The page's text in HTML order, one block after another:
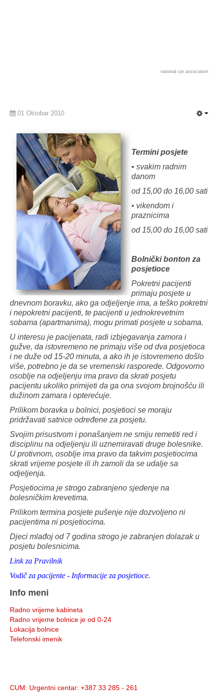
national cpr association
01 Oktobar 2010
Termini posjete
• svakim radnim
danom
od 15,00 do 16,00 sati
• vikendom i
praznicima
od 15,00 do 16,00 sati
Bolnički bonton za
posjetioce
Pokretni pacijenti
primaju posjete u
dnevnom boravku, ako ga odjeljenje ima, a teško pokretni
i nepokretni pacijenti, te pacijenti u jednokrevetnim
sobama (apartmanima), mogu primati posjete u sobama.
U interesu je pacijenata, radi izbjegavanja zamora i
gužve, da istovremeno ne primaju više od dva posjetioca
i ne duže od 15-20 minuta, a ako ih je istovremeno došlo
više, potrebno je da se vremenski rasporede. Odgovorno
osoblje na odjeljenju ima pravo da skrati posjetu
pacijentu ukoliko primijeti da ga ona svojom brojnošću ili
dužinom zamara i opterećuje.
Prilikom boravka u bolnici, posjetioci se moraju
pridržavati satnice određene za posjetu.
Svojim prisustvom i ponašanjem ne smiju remetiti red i
disciplinu na odjeljenju ili uznemiravati druge bolesnike.
U protivnom, osoblje ima pravo da takvim posjetiocima
skrati vrijeme posjete ili ih zamoli da se udalje sa
odjeljenja.
Posjetiocima je strogo zabranjeno sjedenje na
bolesničkim krevetima.
Prilikom termina posjete pušenje nije dozvoljeno ni
pacijentima ni posjetiocima.
Djeci mlađoj od 7 godina strogo je zabranjen dolazak u
posjetu bolesnicima.
Link za Pravilnik
Vodič za pacijente - Informacije za posjetioce.
Info meni
Radno vrijeme kabineta
Radno vrijeme bolnice je od 0-24
Lokacija bolnice
Telefonski imenik
CUM: Urgentni centar: +387 33 285 - 261